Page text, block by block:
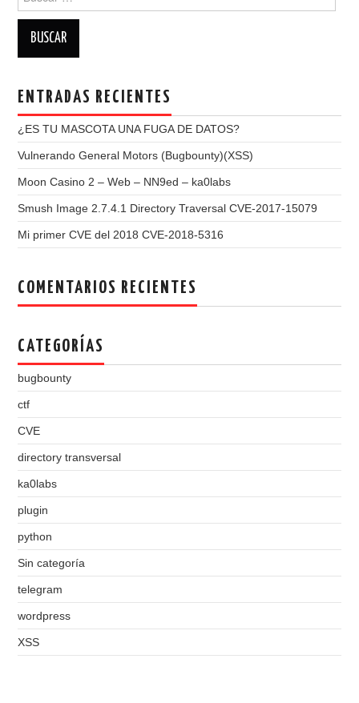
ENTRADAS RECIENTES
¿ES TU MASCOTA UNA FUGA DE DATOS?
Vulnerando General Motors (Bugbounty)(XSS)
Moon Casino 2 – Web – NN9ed – ka0labs
Smush Image 2.7.4.1 Directory Traversal CVE-2017-15079
Mi primer CVE del 2018 CVE-2018-5316
COMENTARIOS RECIENTES
CATEGORÍAS
bugbounty
ctf
CVE
directory transversal
ka0labs
plugin
python
Sin categoría
telegram
wordpress
XSS